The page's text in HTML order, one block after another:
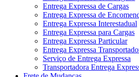
Entrega Expressa de Cargas
Entrega Expressa de
Entrega Expressa Interestadual
Entrega Expressa para Cargas
Entrega Expressa Particular
Entrega Expressa
Serviço de Entrega Expressa
Transportadora Entrega